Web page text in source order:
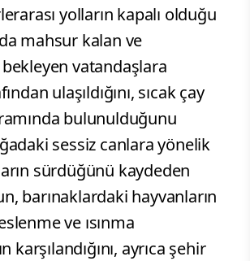
yolların kapalı olduğu
mahsur kalan ve
vatandaşlara
ulaşıldığını, sıcak çay
bulunulduğunu
sessiz canlara yönelik
sürdüğünü kaydeden
barınaklardaki hayvanların
ve ısınma
karşılandığını, ayrıca şehir